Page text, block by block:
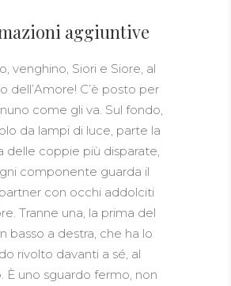
aggiuntive
venghino, Siori e Siore, al
dell’Amore! C’è posto per
come gli va. Sul fondo,
da lampi di luce, parte la
delle coppie più disparate,
componente guarda il
con occhi addolciti
Tranne una, la prima del
basso a destra, che ha lo
rivolto davanti a sé, al
È uno sguardo fermo, non